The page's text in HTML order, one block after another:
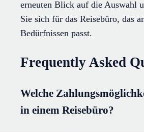
erneuten Blick auf die Auswahl
Sie sich für das Reisebüro, das
Bedürfnissen passt.
Frequently Asked
Welche
in einem Reisebüro?